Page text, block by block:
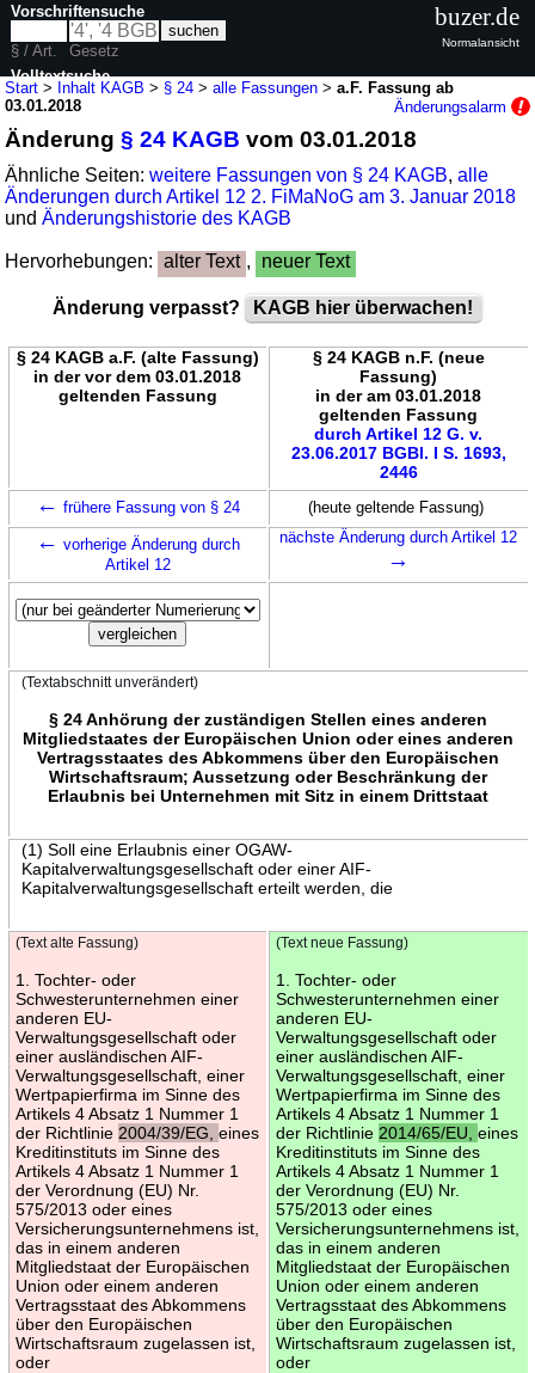
Start > Inhalt KAGB > § 24 >alle Fassungen >a.F. Fassung ab
03.01.2018
Änderungsalarm
Änderung§ 24 KAGB vom 03.01.2018
Ähnliche Seiten:weitere Fassungen von § 24 KAGB,alle
Änderungen durch Artikel 12 2. FiMaNoG am 3. Januar 2018
undÄnderungshistorie des KAGB
Hervorhebungen: alter Text , neuer Text
Änderung verpasst? KAGB hier überwachen!
§ 24 KAGB a.F. (alte Fassung)
in der vor dem 03.01.2018
geltenden Fassung
§ 24 KAGB n.F. (neue
Fassung)
in der am 03.01.2018
geltenden Fassung
durch Artikel 12 G. v.
23.06.2017 BGBl. I S. 1693,
2446
← frühere Fassung von § 24 (heute geltende Fassung)
← vorherige Änderung durch
Artikel 12
nächste Änderung durch Artikel 12
→
(Textabschnitt unverändert)
§ 24 Anhörung der zuständigen Stellen eines anderen
Mitgliedstaates der Europäischen Union oder eines anderen
Vertragsstaates des Abkommens über den Europäischen
Wirtschaftsraum; Aussetzung oder Beschränkung der
Erlaubnis bei Unternehmen mit Sitz in einem Drittstaat
(1) Soll eine Erlaubnis einer OGAW-
Kapitalverwaltungsgesellschaft oder einer AIF-
Kapitalverwaltungsgesellschaft erteilt werden, die
(Text alte Fassung)
1. Tochter- oder
Schwesterunternehmen einer
anderen EU-
Verwaltungsgesellschaft oder
einer ausländischen AIF-
Verwaltungsgesellschaft, einer
Wertpapierfirma im Sinne des
Artikels 4 Absatz 1 Nummer 1
der Richtlinie 2004/39/EG, eines
Kreditinstituts im Sinne des
Artikels 4 Absatz 1 Nummer 1
der Verordnung (EU) Nr.
575/2013 oder eines
Versicherungsunternehmens ist,
das in einem anderen
Mitgliedstaat der Europäischen
Union oder einem anderen
Vertragsstaat des Abkommens
über den Europäischen
Wirtschaftsraum zugelassen ist,
oder
(Text neue Fassung)
1. Tochter- oder
Schwesterunternehmen einer
anderen EU-
Verwaltungsgesellschaft oder
einer ausländischen AIF-
Verwaltungsgesellschaft, einer
Wertpapierfirma im Sinne des
Artikels 4 Absatz 1 Nummer 1
der Richtlinie 2014/65/EU, eines
Kreditinstituts im Sinne des
Artikels 4 Absatz 1 Nummer 1
der Verordnung (EU) Nr.
575/2013 oder eines
Versicherungsunternehmens ist,
das in einem anderen
Mitgliedstaat der Europäischen
Union oder einem anderen
Vertragsstaat des Abkommens
über den Europäischen
Wirtschaftsraum zugelassen ist,
oder
Vorschriftensuche
§ / Art.
Gesetz
Volltextsuche
buzer.de
Normalansicht